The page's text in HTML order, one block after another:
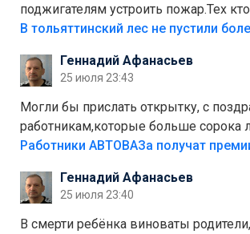
поджигателям устроить пожар.Тех
костры,тех надо безбожно
Штрафы мизерные.
Геннадий Афанасьев
25 июля 23:43
Могли бы прислать открытку, с
работникам,которые больше сорока
на предприятии.
Работники АВТОВАЗа получат
Геннадий Афанасьев
25 июля 23:40
В смерти ребёнка виноваты